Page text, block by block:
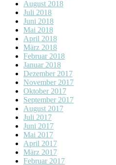
August 2018
Juli 2018
Juni 2018
Mai 2018
April 2018
März 2018
Februar 2018
Januar 2018
Dezember 2017
November 2017
Oktober 2017
September 2017
August 2017
Juli 2017
Juni 2017
Mai 2017
April 2017
März 2017
Februar 2017